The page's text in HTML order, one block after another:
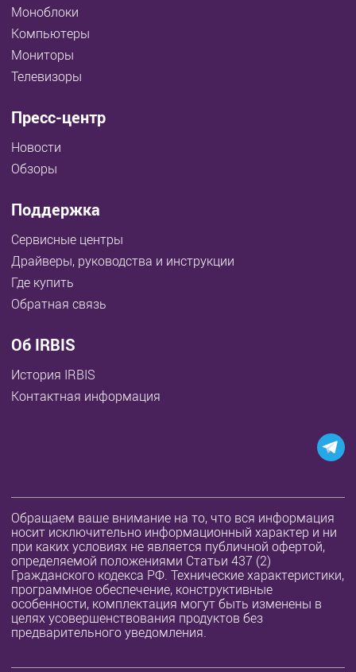
Моноблоки
Компьютеры
Мониторы
Телевизоры
Пресс-центр
Новости
Обзоры
Поддержка
Сервисные центры
Драйверы, руководства и инструкции
Где купить
Обратная связь
Об IRBIS
История IRBIS
Контактная информация
Обращаем ваше внимание на то, что вся информация
носит исключительно информационный характер и ни
при каких условиях не является публичной офертой,
определяемой положениями Статьи 437 (2)
Гражданского кодекса РФ. Технические характеристики,
программное обеспечение, конструктивные
особенности, комплектация могут быть изменены в
целях усовершенствования продуктов без
предварительного уведомления.